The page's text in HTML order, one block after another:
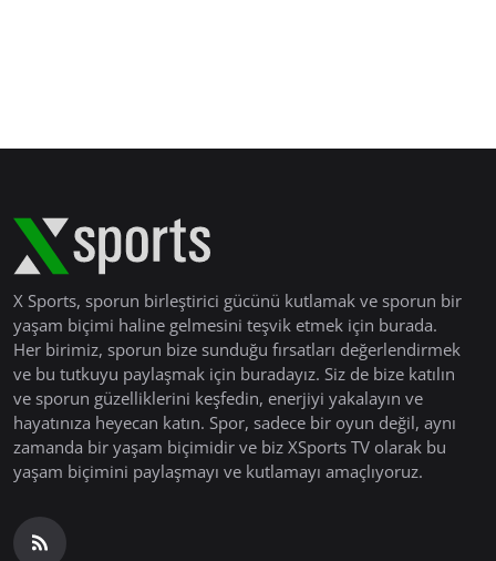
X Sports, sporun birleştirici gücünü kutlamak ve sporun bir
yaşam biçimi haline gelmesini teşvik etmek için burada.
Her birimiz, sporun bize sunduğu fırsatları değerlendirmek
ve bu tutkuyu paylaşmak için buradayız. Siz de bize katılın
ve sporun güzelliklerini keşfedin, enerjiyi yakalayın ve
hayatınıza heyecan katın. Spor, sadece bir oyun değil, aynı
zamanda bir yaşam biçimidir ve biz XSports TV olarak bu
yaşam biçimini paylaşmayı ve kutlamayı amaçlıyoruz.